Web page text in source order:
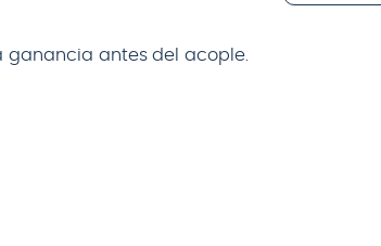
ganancia antes del acople.